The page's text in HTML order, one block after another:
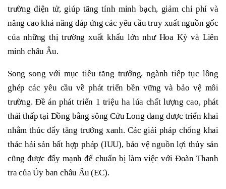
trường điện tử, giúp tăng tính minh bạch, giảm chi phí và
nâng cao khả năng đáp ứng các yêu cầu truy xuất nguồn gốc
của những thị trường xuất khẩu lớn như Hoa Kỳ và Liên
minh châu Âu.
Song song với mục tiêu tăng trưởng, ngành tiếp tục lồng
ghép các yêu cầu về phát triển bền vững và bảo vệ môi
trường. Đề án phát triển 1 triệu ha lúa chất lượng cao, phát
thải thấp tại Đồng bằng sông Cửu Long đang được triển khai
nhằm thúc đẩy tăng trưởng xanh. Các giải pháp chống khai
thác hải sản bất hợp pháp (IUU), bảo vệ nguồn lợi thủy sản
cũng được đẩy mạnh để chuẩn bị làm việc với Đoàn Thanh
tra của Ủy ban châu Âu (EC).